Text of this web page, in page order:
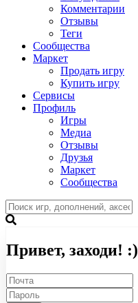
Комментарии
Отзывы
Теги
Сообщества
Маркет
Продать игру
Купить игру
Сервисы
Профиль
Игры
Медиа
Отзывы
Друзья
Маркет
Сообщества
Привет, заходи! :)